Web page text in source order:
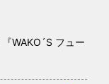
WAKO´S フュー